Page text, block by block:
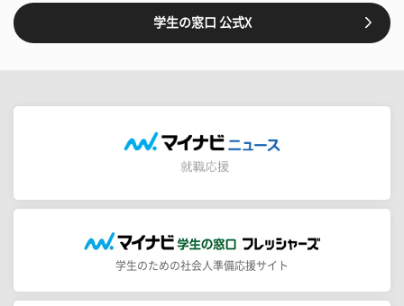
学生の窓口 公式X
学生のための社会人準備応援サイト